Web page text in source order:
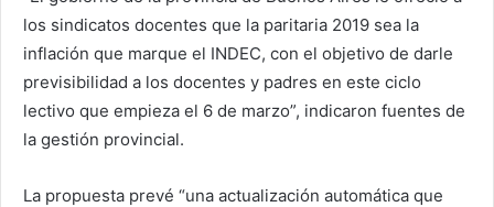
los sindicatos docentes que la paritaria 2019 sea la
inflación que marque el INDEC, con el objetivo de darle
previsibilidad a los docentes y padres en este ciclo
lectivo que empieza el 6 de marzo”, indicaron fuentes de
la gestión provincial.
La propuesta prevé “una actualización automática que